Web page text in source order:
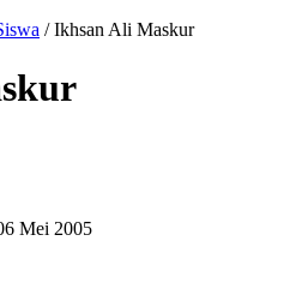
/Ikhsan Ali Maskur
Mei 2005